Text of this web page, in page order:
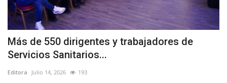
Deporte
Política
Espectáculos
Más de 550 dirigentes y trabajadores de
Servicios Sanitarios...
Editora Julio 14, 2026 193